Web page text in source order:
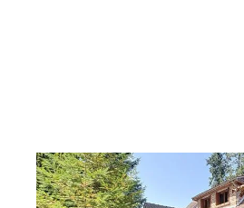
OLIVET 45
135 m2, 5 pièces